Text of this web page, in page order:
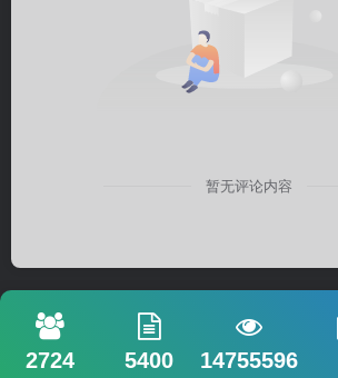
暂无评论内容
2724
5400
14755596